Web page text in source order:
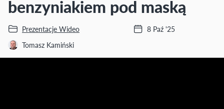
benzyniakiem pod maską
Prezentacje Wideo
Tomasz Kamiński
8 Paź '25